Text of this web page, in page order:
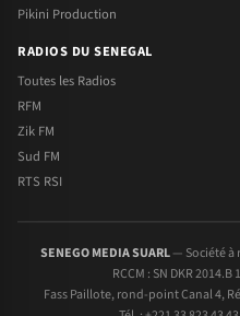
Pikini Production
RADIOS DU SENEGAL
Toutes les Radios
RFM
Zik FM
Sud FM
RTS RSI
SENEGO MEDIA SUARL— Société à
RCCM : SN DKR 2014.B
Fass Paillote, rond-point Canal 4,